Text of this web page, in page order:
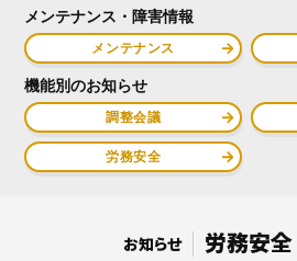
入退場も、調整会議も、もっと
ラクに
Buildeeと連携した機器及びシス
テムを提供するサービスです。
建設
メンテナンス・障害情報
メンテナンス
機能別のお知らせ
調整会議
労務安全
お知らせ 労務安全